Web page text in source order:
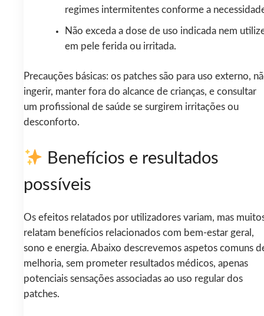
regimes intermitentes conforme a
Não exceda a dose de uso indicada nem
em pele ferida ou irritada.
Precauções básicas: os patches são para uso externo,
ingerir, manter fora do alcance de crianças, e consultar
um profissional de saúde se surgirem irritações ou
desconforto.
Benefícios e resultados
possíveis
Os efeitos relatados por utilizadores variam, mas
relatam benefícios relacionados com bem-estar geral,
sono e energia. Abaixo descrevemos aspetos comuns
melhoria, sem prometer resultados médicos, apenas
potenciais sensações associadas ao uso regular dos
patches.